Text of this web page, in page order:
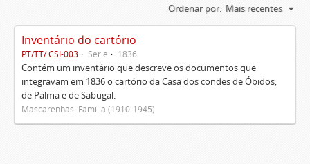
Ordenar por: Mais recentes
Inventário do cartório
PT/TT/ CSI-003 Série 1836
Contém um inventário que descreve os documentos que
integravam em 1836 o cartório da Casa dos condes de Óbidos,
de Palma e de Sabugal.
Mascarenhas. Família (1910-1945)